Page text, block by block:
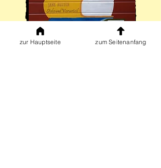
zur Hauptseite zum Seitenanfang